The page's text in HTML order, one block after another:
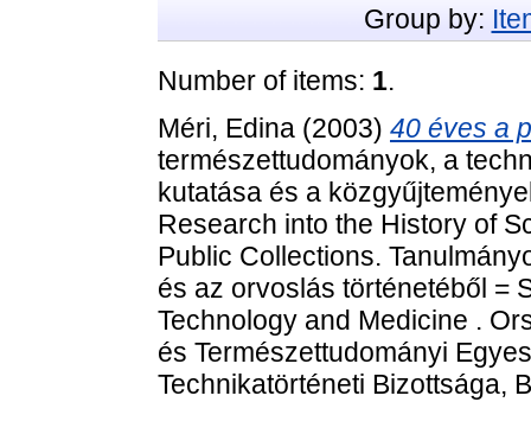
Group by:
Number of items: 1.
Méri, Edina (2003) 40 éves a
természettudományok, a
kutatása és a
Research into the History of
Public Collections.
és az orvoslás történetéből =
Technology and Medicine .
és Természettudományi
Technikatörténeti Bizottsága,